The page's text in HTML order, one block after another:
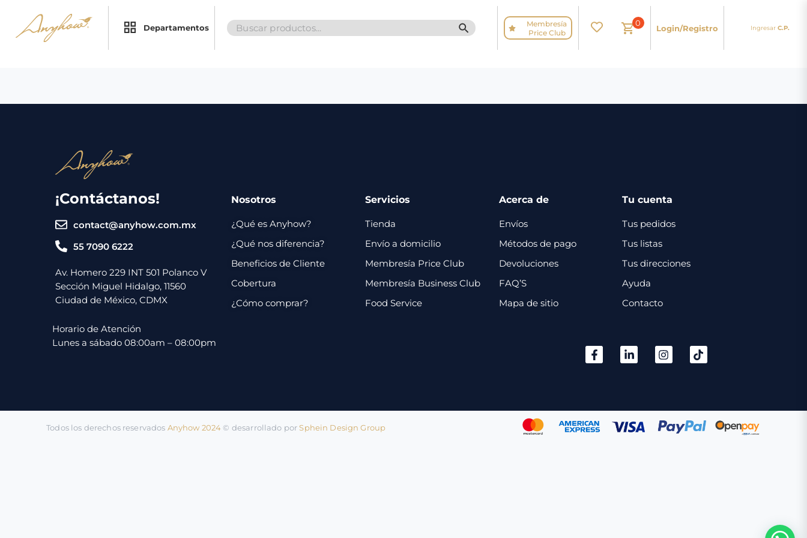
Departamentos
Search
for:
SEARCH BUTTON
Membresía
Price Club
0
Login/Registro Ingresar C.P.
¡Contáctanos!
contact@anyhow.com.mx
55 7090 6222
Av. Homero 229 INT 501 Polanco V
Sección Miguel Hidalgo, 11560
Ciudad de México, CDMX
Nosotros
¿Qué es Anyhow?
¿Qué nos diferencia?
Beneficios de Cliente
Cobertura
¿Cómo comprar?
Servicios
Tienda
Envío a domicilio
Membresía Price Club
Membresía Business Club
Food Service
Acerca de
Envíos
Métodos de pago
Devoluciones
FAQ’S
Mapa de sitio
Tu cuenta
Tus pedidos
Tus listas
Tus direcciones
Ayuda
Contacto
Horario de Atención
Lunes a sábado 08:00am – 08:00pm
Todos los derechos reservados Anyhow 2024©️ desarrollado porSphein Design Group
Promociones
Servicios
Envíos
Métodos
Contacto
Inicio
Regalos
Contacto